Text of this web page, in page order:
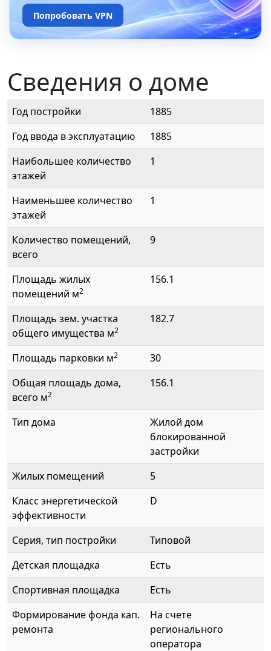
Попробовать VPN
Сведения о доме
Год постройки
1885
Год ввода в эксплуатацию
1885
Наибольшее количество
этажей
1
Наименьшее количество
этажей
1
Количество помещений,
всего
9
Площадь жилых
помещений м2
156.1
Площадь зем. участка
общего имущества м2
182.7
Площадь парковки м2
30
Общая площадь дома,
всего м2
156.1
Тип дома
Жилой дом
блокированной
застройки
Жилых помещений
5
Класс энергетической
эффективности
D
Серия, тип постройки
Типовой
Детская площадка
Есть
Спортивная площадка
Есть
Формирование фонда кап.
ремонта
На счете
регионального
оператора